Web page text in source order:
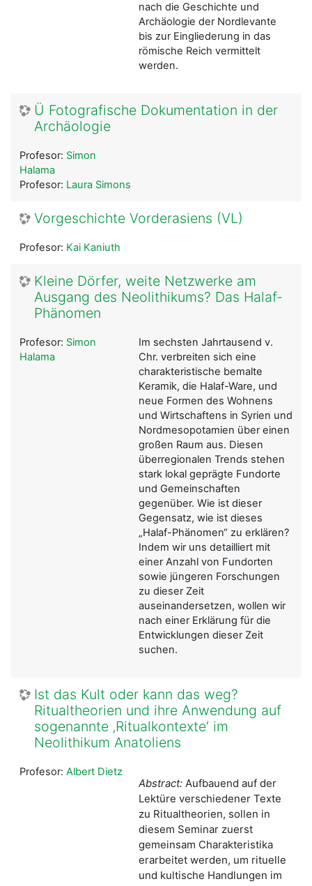
nach die Geschichte und
Archäologie der Nordlevante
bis zur Eingliederung in das
römische Reich vermittelt
werden.
Ü Fotografische Dokumentation in der
Archäologie
Profesor: Simon
Halama
Profesor: Laura Simons
Vorgeschichte Vorderasiens (VL)
Profesor: Kai Kaniuth
Kleine Dörfer, weite Netzwerke am
Ausgang des Neolithikums? Das Halaf-
Phänomen
Im sechsten Jahrtausend v.
Chr. verbreiten sich eine
charakteristische bemalte
Keramik, die Halaf-Ware, und
neue Formen des Wohnens
und Wirtschaftens in Syrien und
Nordmesopotamien über einen
großen Raum aus. Diesen
überregionalen Trends stehen
stark lokal geprägte Fundorte
und Gemeinschaften
gegenüber. Wie ist dieser
Gegensatz, wie ist dieses
„Halaf-Phänomen“ zu erklären?
Indem wir uns detailliert mit
einer Anzahl von Fundorten
sowie jüngeren Forschungen
zu dieser Zeit
auseinandersetzen, wollen wir
nach einer Erklärung für die
Entwicklungen dieser Zeit
suchen.
Profesor: Simon
Halama
Ist das Kult oder kann das weg?
Ritualtheorien und ihre Anwendung auf
sogenannte ‚Ritualkontexte‘ im
Neolithikum Anatoliens
Abstract:Aufbauend auf der
Lektüre verschiedener Texte
zu Ritualtheorien, sollen in
diesem Seminar zuerst
gemeinsam Charakteristika
erarbeitet werden, um rituelle
und kultische Handlungen im
Profesor: Albert Dietz